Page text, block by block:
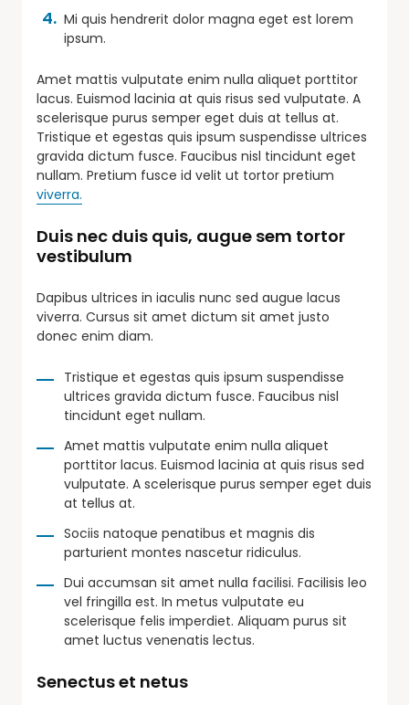
Mi quis hendrerit dolor magna eget est lorem
ipsum.
Amet mattis vulputate enim nulla aliquet porttitor
lacus. Euismod lacinia at quis risus sed vulputate. A
scelerisque purus semper eget duis at tellus at.
Tristique et egestas quis ipsum suspendisse ultrices
gravida dictum fusce. Faucibus nisl tincidunt eget
nullam. Pretium fusce id velit ut tortor pretium
viverra.
Duis nec duis quis, augue sem tortor
vestibulum
Dapibus ultrices in iaculis nunc sed augue lacus
viverra. Cursus sit amet dictum sit amet justo
donec enim diam.
Tristique et egestas quis ipsum suspendisse
ultrices gravida dictum fusce. Faucibus nisl
tincidunt eget nullam.
Amet mattis vulputate enim nulla aliquet
porttitor lacus. Euismod lacinia at quis risus sed
vulputate. A scelerisque purus semper eget duis
at tellus at.
Sociis natoque penatibus et magnis dis
parturient montes nascetur ridiculus.
Dui accumsan sit amet nulla facilisi. Facilisis leo
vel fringilla est. In metus vulputate eu
scelerisque felis imperdiet. Aliquam purus sit
amet luctus venenatis lectus.
Senectus et netus